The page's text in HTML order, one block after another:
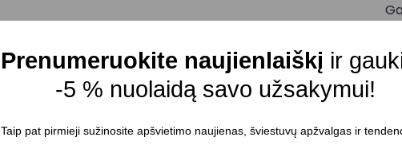
Prenumeruokite naujienlaiškį ir
-5 % nuolaidą savo užsakymui!
Taip pat pirmieji sužinosite apšvietimo naujienas, šviestuvų apžvalgas ir